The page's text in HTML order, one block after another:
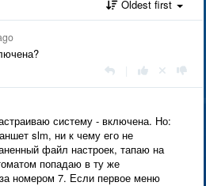
Oldest first
систему - включена. Но:
slm, ни к чему его не
файл настроек, тапаю на
попадаю в ту же
номером 7. Если первое меню